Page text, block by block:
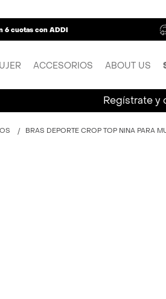
6 cuotas con ADDI
ACCESORIOS ABOUT US
Regístrate y
BRAS DEPORTE CROP TOP NINA PARA